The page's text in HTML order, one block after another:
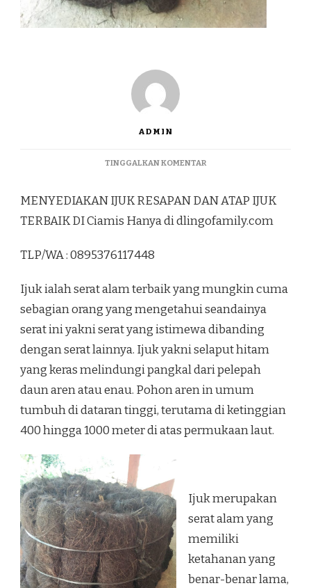
ADMIN
TINGGALKAN KOMENTARPADA
RESAPAN
DAN
MENYEDIAKAN IJUK RESAPAN DAN ATAP IJUK
TERBAIK DI Ciamis Hanya di dlingofamily.com
TLP/WA : 0895376117448
Ijuk ialah serat alam terbaik yang mungkin cuma
sebagian orang yang mengetahui seandainya
serat ini yakni serat yang istimewa dibanding
dengan serat lainnya. Ijuk yakni selaput hitam
yang keras melindungi pangkal dari pelepah
daun aren atau enau. Pohon aren in umum
tumbuh di dataran tinggi, terutama di ketinggian
400 hingga 1000 meter di atas permukaan laut.
Ijuk merupakan
serat alam yang
memiliki
ketahanan yang
benar-benar lama,